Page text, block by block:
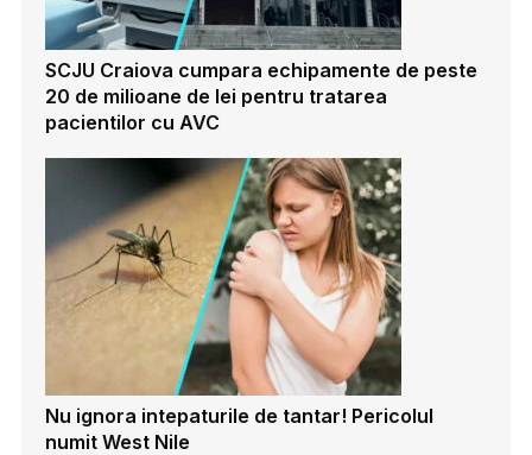
SCJU Craiova cumpara echipamente de peste
20 de milioane de lei pentru tratarea
pacientilor cu AVC
Nu ignora intepaturile de tantar! Pericolul
numit West Nile